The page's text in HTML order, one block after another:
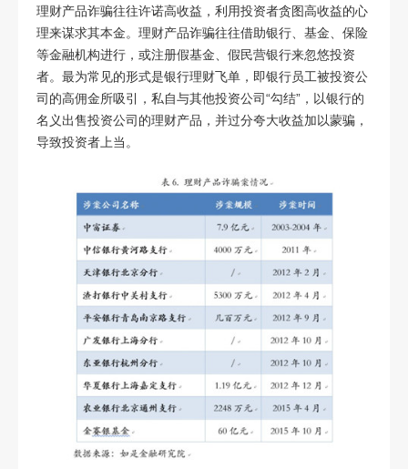
理财产品诈骗往往许诺高收益，利用投资者贪图高收益的心
理来谋求其本金。理财产品诈骗往往借助银行、基金、保险
等金融机构进行，或注册假基金、假民营银行来忽悠投资
者。最为常见的形式是银行理财飞单，即银行员工被投资公
司的高佣金所吸引，私自与其他投资公司“勾结” ，以银行的
名义出售投资公司的理财产品，并过分夸大收益加以蒙骗，
导致投资者上当。